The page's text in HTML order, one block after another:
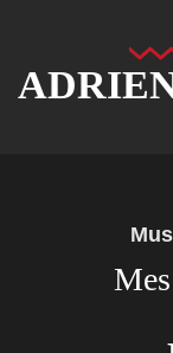
contenu